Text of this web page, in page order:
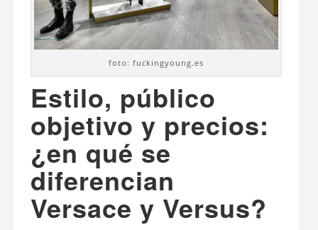
foto: fuckingyoung.es
Estilo, público
objetivo y precios:
¿en qué se
diferencian
Versace y Versus?